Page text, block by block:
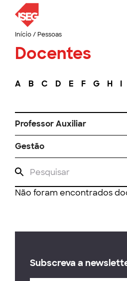
Início/ Pessoas
Docentes
A B C D E F G H I
Professor Auxiliar
Gestão
Não foram encontrados
Subscreva a